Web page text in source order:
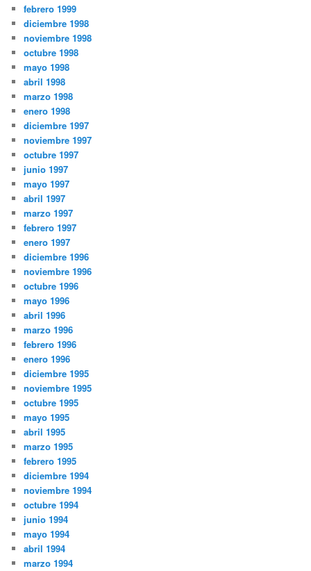
febrero 1999
diciembre 1998
noviembre 1998
octubre 1998
mayo 1998
abril 1998
marzo 1998
enero 1998
diciembre 1997
noviembre 1997
octubre 1997
junio 1997
mayo 1997
abril 1997
marzo 1997
febrero 1997
enero 1997
diciembre 1996
noviembre 1996
octubre 1996
mayo 1996
abril 1996
marzo 1996
febrero 1996
enero 1996
diciembre 1995
noviembre 1995
octubre 1995
mayo 1995
abril 1995
marzo 1995
febrero 1995
diciembre 1994
noviembre 1994
octubre 1994
junio 1994
mayo 1994
abril 1994
marzo 1994